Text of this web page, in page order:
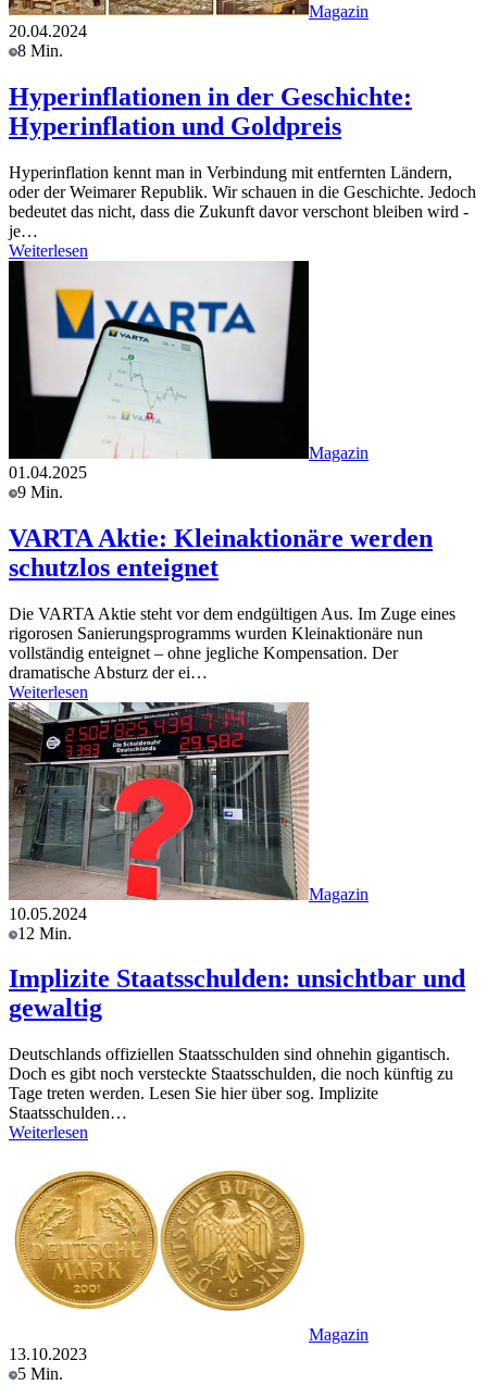
Magazin
20.04.2024
8 Min.
Hyperinflationen in der Geschichte:
Hyperinflation und Goldpreis
Hyperinflation kennt man in Verbindung mit entfernten Ländern,
oder der Weimarer Republik. Wir schauen in die Geschichte. Jedoch
bedeutet das nicht, dass die Zukunft davor verschont bleiben wird -
je…
Weiterlesen
Magazin
01.04.2025
9 Min.
VARTA Aktie: Kleinaktionäre werden
schutzlos enteignet
Die VARTA Aktie steht vor dem endgültigen Aus. Im Zuge eines
rigorosen Sanierungsprogramms wurden Kleinaktionäre nun
vollständig enteignet – ohne jegliche Kompensation. Der
dramatische Absturz der ei…
Weiterlesen
Magazin
10.05.2024
12 Min.
Implizite Staatsschulden: unsichtbar und
gewaltig
Deutschlands offiziellen Staatsschulden sind ohnehin gigantisch.
Doch es gibt noch versteckte Staatsschulden, die noch künftig zu
Tage treten werden. Lesen Sie hier über sog. Implizite
Staatsschulden…
Weiterlesen
Magazin
13.10.2023
5 Min.